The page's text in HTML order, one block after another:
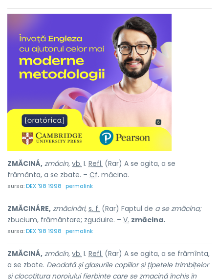
ZMĂCINÁ, zmácin, vb. I. Refl. (Rar) A se agita, a se
frământa, a se zbate. – Cf. măcina.
sursa:DEX '98 1998 permalink
ZMĂCINÁRE, zmăcinări, s. f. (Rar) Faptul de a se zmăcina;
zbucium, frământare; zguduire. – V. zmăcina.
sursa:DEX '98 1998 permalink
ZMĂCINÁ, zmăcín, vb. I. Refl. (Rar) A se agita, a se frămînta,
a se zbate. Deodată și glasurile copiilor și țipetele trimbițelor
și clocotitura noroiului fierbinte care se zmacină închis în